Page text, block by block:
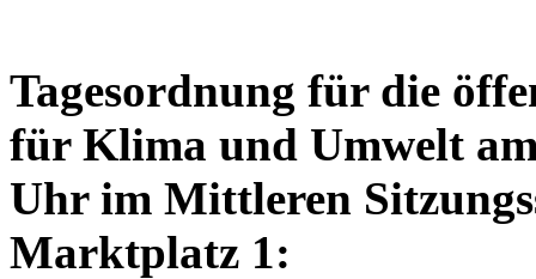
Tagesordnung für die
für Klima und Umwelt
Uhr im Mittleren
Marktplatz 1: